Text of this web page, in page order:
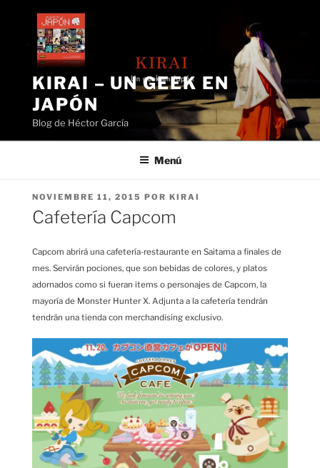
contenido
KIRAI – UN GEEK EN
JAPÓN
Blog de Héctor García
Menú
PUBLICADO
EL
NOVIEMBRE 11, 2015 POR KIRAI
Cafetería Capcom
Capcom abrirá una cafetería-restaurante en Saitama a finales de
mes. Servirán pociones, que son bebidas de colores, y platos
adornados como si fueran items o personajes de Capcom, la
mayoría de Monster Hunter X. Adjunta a la cafetería tendrán
tendrán una tienda con merchandising exclusivo.